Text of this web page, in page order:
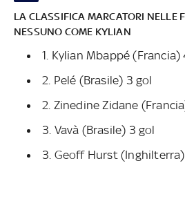
LA CLASSIFICA MARCATORI NELLE
NESSUNO COME KYLIAN
1. Kylian Mbappé (Francia)
2. Pelé (Brasile) 3 gol
2. Zinedine Zidane
3. Vavà (Brasile) 3 gol
3. Geoff Hurst